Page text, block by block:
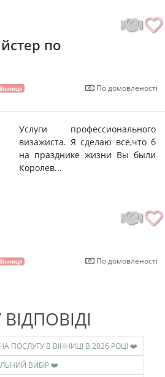
по
Вінниця По домовленості
Услуги профессионального
визажиста. Я сделаю все,что б
на празднике жизни Вы были
Королев...
Вінниця По домовленості
❤️ ЯКА СЕРЕДНЯ ЦІНА НА ПОСЛУГУ В ВІННИЦІ В 2026 РОЦІ ❤️
❤️ ЯК ЗРОБИТИ ПРАВИЛЬНИЙ ВИБІР ❤️